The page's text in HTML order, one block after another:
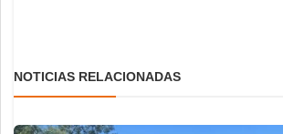
NOTICIAS RELACIONADAS